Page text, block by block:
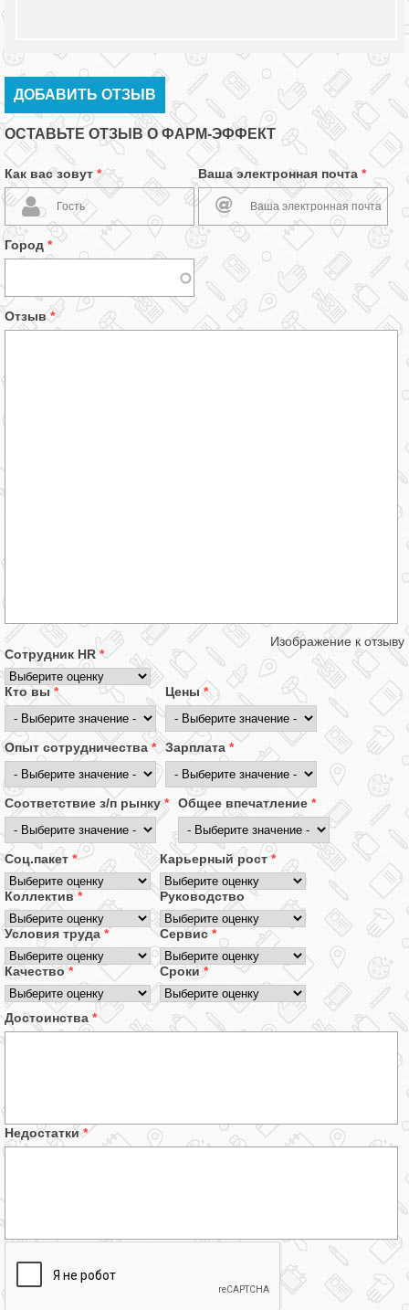
ДОБАВИТЬ ОТЗЫВ
ОСТАВЬТЕ ОТЗЫВ О ФАРМ-ЭФФЕКТ
Как вас зовут * Ваша электронная почта *
Город *
Отзыв*
Изображение к отзыву
Сотрудник HR*
Кто вы* Цены*
Опыт сотрудничества* Зарплата *
Соответствие з/п рынку* Общее впечатление *
Соц.пакет * Карьерный рост*
Коллектив* Руководство
Условия труда * Сервис *
Качество* Сроки*
Достоинства *
Недостатки*